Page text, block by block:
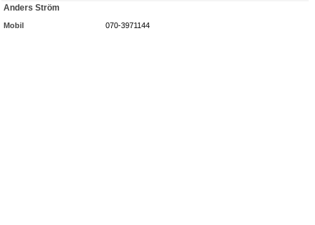
Anders Ström
Mobil 070-3971144